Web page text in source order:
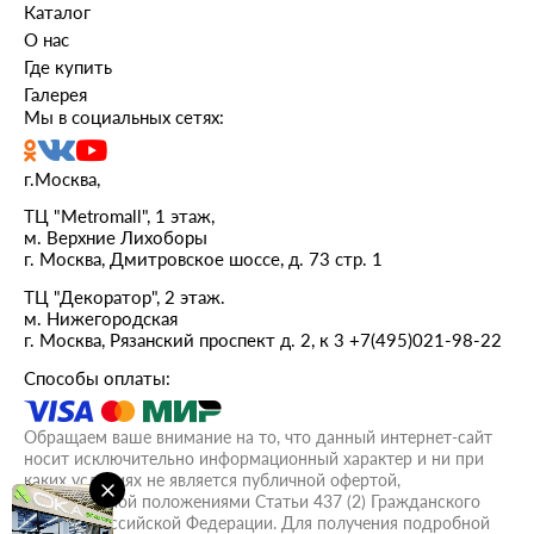
г.Москва,
ТЦ "Metromall", 1 этаж,
м. Верхние Лихоборы
г. Москва, Дмитровское шоссе, д. 73 стр. 1
ТЦ "Декоратор", 2 этаж.
м. Нижегородская
г. Москва, Рязанский проспект д. 2, к 3 +7(495)021-98-22
Способы оплаты:
Каталог
О нас
Где купить
Галерея
Мы в социальных сетях:
Обращаем ваше внимание на то, что данный интернет-сайт
носит исключительно информационный характер и ни при
каких условиях не является публичной офертой,
определяемой положениями Статьи 437 (2) Гражданского
кодекса Российской Федерации. Для получения подробной